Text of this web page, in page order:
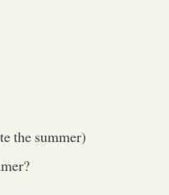
the summer)